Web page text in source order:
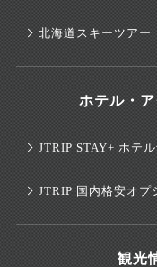
北海道スキーツアー
ホテル・
JTRIP STAY+ ホテ
JTRIP 国内格安オプ
観光